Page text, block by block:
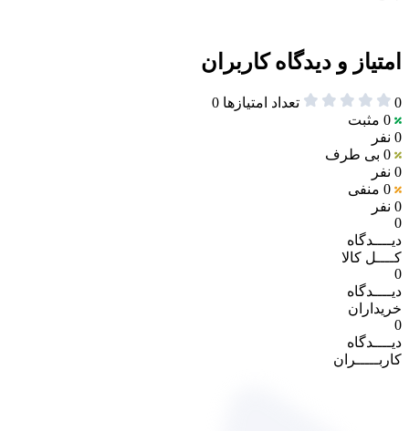
امتیاز و دیدگاه کاربران
0 تعداد امتیازها 0
0 مثبت
0 نفر
0 بی طرف
0 نفر
0 منفی
0 نفر
0
دیــــدگاه
کــــل کالا
0
دیــــدگاه
خریداران
0
دیــــدگاه
کاربـــــران